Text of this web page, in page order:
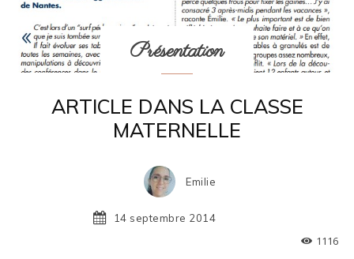
Présentation
ARTICLE DANS LA CLASSE
MATERNELLE
Emilie
1116
14 septembre 2014